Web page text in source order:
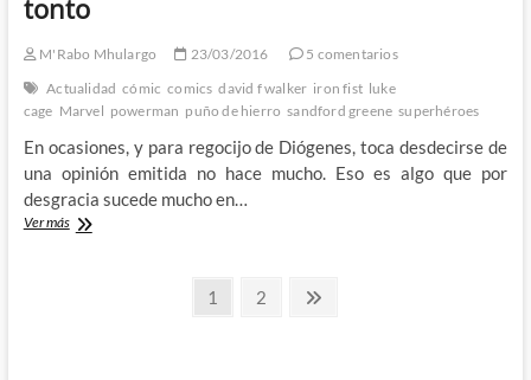
my
Man,
tonto
M'Rabo Mhulargo 23/03/2016
5 comentarios
Actualidad cómic comics david f walker iron fist luke
cage Marvel powerman puño de hierro sandford greene superhéroes
En ocasiones, y para regocijo de Diógenes, toca desdecirse de
una opinión emitida no hace mucho. Eso es algo que por
desgracia sucede mucho en…
Ver másPowerman
Página
1 Página
2